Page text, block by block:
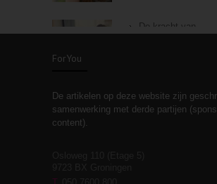
De kracht van
Stiefouderschap en
relaties
ForYou
De artikelen op deze website zijn
samenwerking met derde partijen
content).